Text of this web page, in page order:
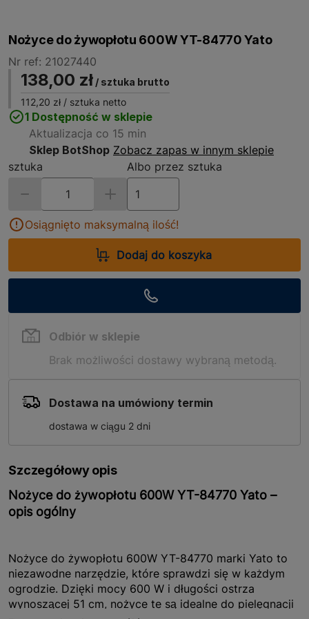
Nożyce do żywopłotu 600W YT-84770 Yato
Nr ref: 21027440
138,00 zł / sztuka brutto
112,20 zł / sztuka netto
1 Dostępność w sklepie
Aktualizacja co 15 min
Sklep BotShop Zobacz zapas w innym sklepie
sztuka
Albo przez sztuka
Osiągnięto maksymalną ilość!
Dodaj do koszyka
Odbiór w sklepie
Brak możliwości dostawy wybraną metodą.
Dostawa na umówiony termin
dostawa w ciągu 2 dni
Szczegółowy opis
Nożyce do żywopłotu 600W YT-84770 Yato –
opis ogólny
Nożyce do żywopłotu 600W YT-84770 marki Yato to
niezawodne narzędzie, które sprawdzi się w każdym
ogrodzie. Dzięki mocy 600 W i długości ostrza
wynoszącej 51 cm, nożyce te są idealne do pielęgnacji